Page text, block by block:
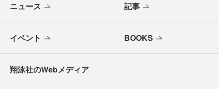
ニュース 記事
イベント BOOKS
翔泳社のWebメディア